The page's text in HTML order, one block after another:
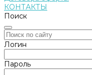
КОНТАКТЫ
Поиск
Логин
Пароль